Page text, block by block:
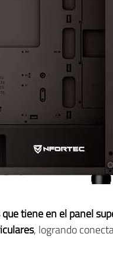
tiene en el panel
, logrando